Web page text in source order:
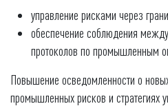
управление рисками через
обеспечение соблюдения
протоколов по промышленным
Повышение осведомленности о
промышленных рисков и стратегиях